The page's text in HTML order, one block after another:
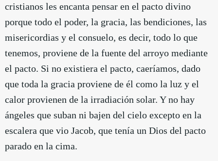
cristianos les encanta pensar en el pacto divino
porque todo el poder, la gracia, las bendiciones, las
misericordias y el consuelo, es decir, todo lo que
tenemos, proviene de la fuente del arroyo mediante
el pacto. Si no existiera el pacto, caeríamos, dado
que toda la gracia proviene de él como la luz y el
calor provienen de la irradiación solar. Y no hay
ángeles que suban ni bajen del cielo excepto en la
escalera que vio Jacob, que tenía un Dios del pacto
parado en la cima.